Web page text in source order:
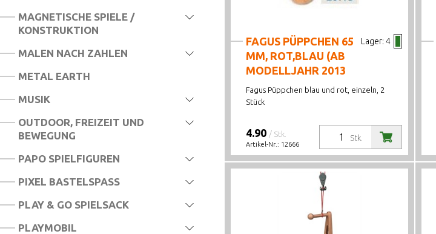
MAGNETISCHE SPIELE /
KONSTRUKTION
MALEN NACH ZAHLEN
METAL EARTH
MUSIK
OUTDOOR, FREIZEIT UND
BEWEGUNG
PAPO SPIELFIGUREN
PIXEL BASTELSPASS
PLAY & GO SPIELSACK
PLAYMOBIL
Lager: 4
FAGUS PÜPPCHEN 65
MM, ROT,BLAU (AB
MODELLJAHR 2013
Fagus Püppchen blau und rot, einzeln, 2
Stück
Stk.
4.90 / Stk.
Artikel-Nr.: 12666